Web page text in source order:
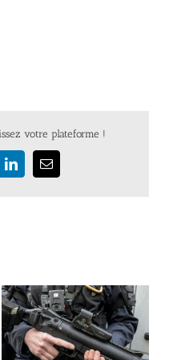
votre plateforme !
LinkedInEmail